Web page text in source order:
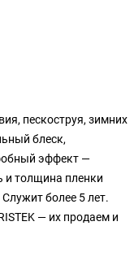
пескоструя, зимних
блеск,
эффект —
и толщина пленки
более 5 лет.
— их продаем и